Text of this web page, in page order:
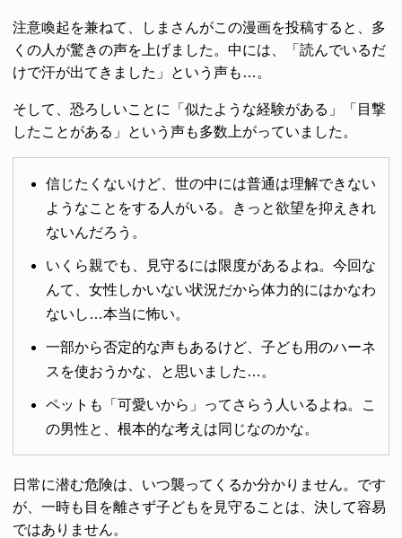
注意喚起を兼ねて、しまさんがこの漫画を投稿すると、多
くの人が驚きの声を上げました。中には、「読んでいるだ
けで汗が出てきました」という声も…。
そして、恐ろしいことに「似たような経験がある」「目撃
したことがある」という声も多数上がっていました。
信じたくないけど、世の中には普通は理解できない
ようなことをする人がいる。きっと欲望を抑えきれ
ないんだろう。
いくら親でも、見守るには限度があるよね。今回な
んて、女性しかいない状況だから体力的にはかなわ
ないし…本当に怖い。
一部から否定的な声もあるけど、子ども用のハーネ
スを使おうかな、と思いました…。
ペットも「可愛いから」ってさらう人いるよね。こ
の男性と、根本的な考えは同じなのかな。
日常に潜む危険は、いつ襲ってくるか分かりません。です
が、一時も目を離さず子どもを見守ることは、決して容易
ではありません。